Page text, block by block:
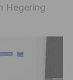
Hegering